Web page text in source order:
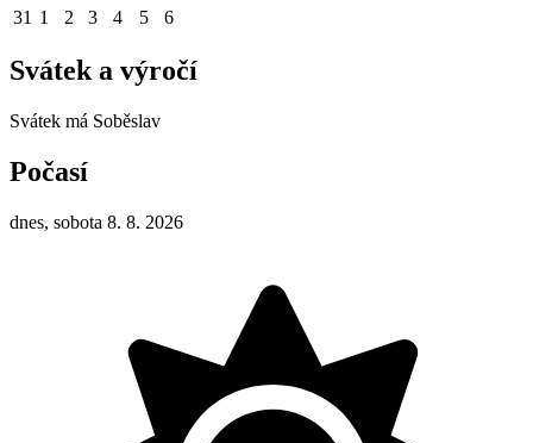
31 1 2 3 4 5 6
Svátek a výročí
Svátek má Soběslav
Počasí
dnes, sobota 8. 8. 2026